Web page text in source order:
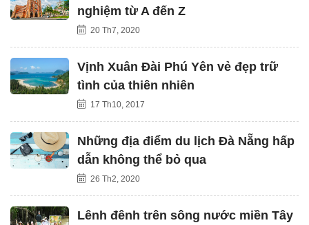
nghiệm từ A đến Z
20 Th7, 2020
Vịnh Xuân Đài Phú Yên vẻ đẹp trữ
tình của thiên nhiên
17 Th10, 2017
Những địa điểm du lịch Đà Nẵng hấp
dẫn không thể bỏ qua
26 Th2, 2020
Lênh đênh trên sông nước miền Tây